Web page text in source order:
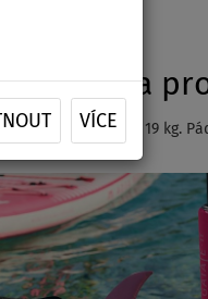
VÍCE
vesta
cm, váha pejska 19 kg.